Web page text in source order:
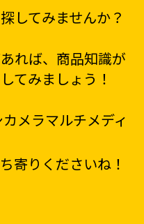
してみませんか？
れば、商品知識が
てみましょう！
メラマルチメディ
寄りくださいね！